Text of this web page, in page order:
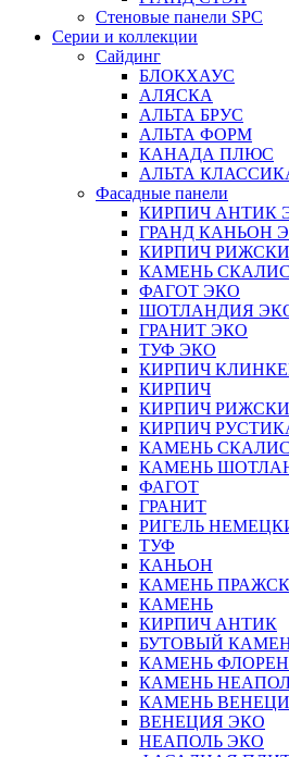
Стеновые панели SPC
Серии и коллекции
Сайдинг
БЛОКХАУС
АЛЯСКА
АЛЬТА БРУС
АЛЬТА ФОРМ
КАНАДА ПЛЮС
АЛЬТА
Фасадные панели
КИРПИЧ АНТИК
ГРАНД КАНЬОН
КИРПИЧ
КАМЕНЬ
ФАГОТ ЭКО
ШОТЛАНДИЯ
ГРАНИТ ЭКО
ТУФ ЭКО
КИРПИЧ
КИРПИЧ
КИРПИЧ
КИРПИЧ
КАМЕНЬ
КАМЕНЬ
ФАГОТ
ГРАНИТ
РИГЕЛЬ
ТУФ
КАНЬОН
КАМЕНЬ
КАМЕНЬ
КИРПИЧ АНТИК
БУТОВЫЙ
КАМЕНЬ
КАМЕНЬ
КАМЕНЬ
ВЕНЕЦИЯ ЭКО
НЕАПОЛЬ ЭКО